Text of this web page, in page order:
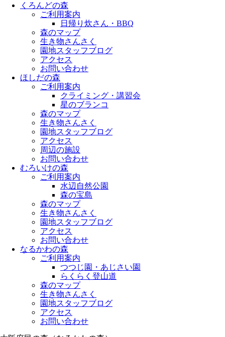
くろんどの森
ご利用案内
日帰り炊さん・BBQ
森のマップ
生き物さんさく
園地スタッフブログ
アクセス
お問い合わせ
ほしだの森
ご利用案内
クライミング・講習会
星のブランコ
森のマップ
生き物さんさく
園地スタッフブログ
アクセス
周辺の施設
お問い合わせ
むろいけの森
ご利用案内
水辺自然公園
森の宝島
森のマップ
生き物さんさく
園地スタッフブログ
アクセス
お問い合わせ
なるかわの森
ご利用案内
つつじ園・あじさい園
らくらく登山道
森のマップ
生き物さんさく
園地スタッフブログ
アクセス
お問い合わせ